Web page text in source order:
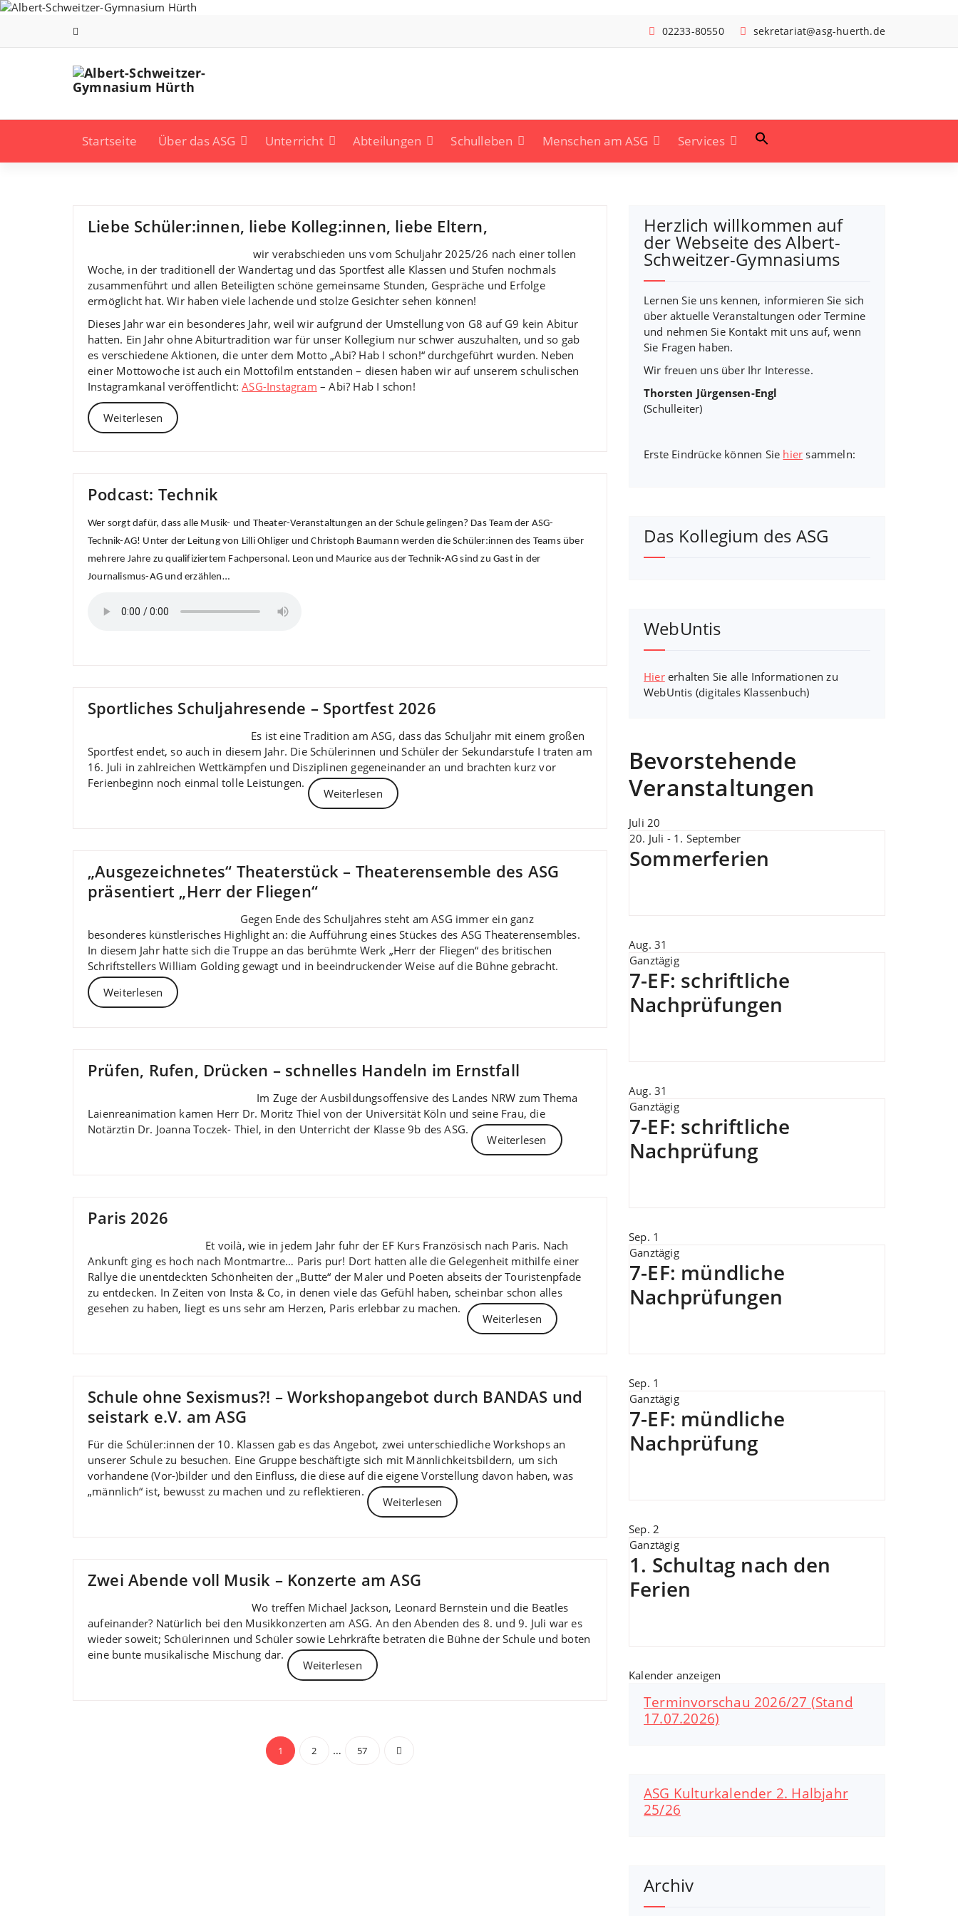
Zum
sekretariat@asg-huerth.de
02233-80550
Startseite Über das ASG Unterricht Abteilungen Schulleben Menschen am ASG Services
Liebe Schüler:innen, liebe Kolleg:innen, liebe Eltern,
wir verabschieden uns vom Schuljahr 2025/26 nach einer tollen
Woche, in der traditionell der Wandertag und das Sportfest alle Klassen und Stufen nochmals
zusammenführt und allen Beteiligten schöne gemeinsame Stunden, Gespräche und Erfolge
ermöglicht hat. Wir haben viele lachende und stolze Gesichter sehen können!
Dieses Jahr war ein besonderes Jahr, weil wir aufgrund der Umstellung von G8 auf G9 kein Abitur
hatten. Ein Jahr ohne Abiturtradition war für unser Kollegium nur schwer auszuhalten, und so gab
es verschiedene Aktionen, die unter dem Motto „Abi? Hab I schon!“ durchgeführt wurden. Neben
einer Mottowoche ist auch ein Mottofilm entstanden – diesen haben wir auf unserem schulischen
Instagramkanal veröffentlicht:ASG-Instagram – Abi? Hab I schon!
Weiterlesen
Podcast: Technik
Wer sorgt dafür, dass alle Musik- und Theater-Veranstaltungen an der Schule gelingen? Das Team der ASG-
Technik-AG! Unter der Leitung von Lilli Ohliger und Christoph Baumann werden die Schüler:innen des Teams über
mehrere Jahre zu qualifiziertem Fachpersonal. Leon und Maurice aus der Technik-AG sind zu Gast in der
Journalismus-AG und erzählen…
Sportliches Schuljahresende – Sportfest 2026
Es ist eine Tradition am ASG, dass das Schuljahr mit einem großen
Sportfest endet, so auch in diesem Jahr. Die Schülerinnen und Schüler der Sekundarstufe I traten am
16. Juli in zahlreichen Wettkämpfen und Disziplinen gegeneinander an und brachten kurz vor
Ferienbeginn noch einmal tolle Leistungen.
Weiterlesen
„Ausgezeichnetes“ Theaterstück – Theaterensemble des ASG
präsentiert „Herr der Fliegen“
Gegen Ende des Schuljahres steht am ASG immer ein ganz
besonderes künstlerisches Highlight an: die Aufführung eines Stückes des ASG Theaterensembles.
In diesem Jahr hatte sich die Truppe an das berühmte Werk „Herr der Fliegen“ des britischen
Schriftstellers William Golding gewagt und in beeindruckender Weise auf die Bühne gebracht.
Weiterlesen
Prüfen, Rufen, Drücken – schnelles Handeln im Ernstfall
Im Zuge der Ausbildungsoffensive des Landes NRW zum Thema
Laienreanimation kamen Herr Dr. Moritz Thiel von der Universität Köln und seine Frau, die
Notärztin Dr. Joanna Toczek- Thiel, in den Unterricht der Klasse 9b des ASG.
Weiterlesen
Paris 2026
Et voilà, wie in jedem Jahr fuhr der EF Kurs Französisch nach Paris. Nach
Ankunft ging es hoch nach Montmartre… Paris pur! Dort hatten alle die Gelegenheit mithilfe einer
Rallye die unentdeckten Schönheiten der „Butte“ der Maler und Poeten abseits der Touristenpfade
zu entdecken. In Zeiten von Insta & Co, in denen viele das Gefühl haben, scheinbar schon alles
gesehen zu haben, liegt es uns sehr am Herzen, Paris erlebbar zu machen.
Weiterlesen
Schule ohne Sexismus?! – Workshopangebot durch BANDAS und
seistark e.V. am ASG
Für die Schüler:innen der 10. Klassen gab es das Angebot, zwei unterschiedliche Workshops an
unserer Schule zu besuchen. Eine Gruppe beschäftigte sich mit Männlichkeitsbildern, um sich
vorhandene (Vor-)bilder und den Einfluss, die diese auf die eigene Vorstellung davon haben, was
„männlich“ ist, bewusst zu machen und zu reflektieren.
Weiterlesen
Zwei Abende voll Musik – Konzerte am ASG
Wo treffen Michael Jackson, Leonard Bernstein und die Beatles
aufeinander? Natürlich bei den Musikkonzerten am ASG. An den Abenden des 8. und 9. Juli war es
wieder soweit; Schülerinnen und Schüler sowie Lehrkräfte betraten die Bühne der Schule und boten
eine bunte musikalische Mischung dar.
Weiterlesen
Beitragsnavigation
1 2 … 57
Herzlich willkommen auf
der Webseite des Albert-
Schweitzer-Gymnasiums
Lernen Sie uns kennen, informieren Sie sich
über aktuelle Veranstaltungen oder Termine
und nehmen Sie Kontakt mit uns auf, wenn
Sie Fragen haben.
Wir freuen uns über Ihr Interesse.
Thorsten Jürgensen-Engl
(Schulleiter)
Erste Eindrücke können Sie hier sammeln:
Das Kollegium des ASG
WebUntis
Hiererhalten Sie alle Informationen zu
WebUntis (digitales Klassenbuch)
Bevorstehende
Veranstaltungen
Juli 20
20. Juli - 1. September
Sommerferien
Aug. 31
Ganztägig
7-EF: schriftliche
Nachprüfungen
Aug. 31
Ganztägig
7-EF: schriftliche
Nachprüfung
Sep. 1
Ganztägig
7-EF: mündliche
Nachprüfungen
Sep. 1
Ganztägig
7-EF: mündliche
Nachprüfung
Sep. 2
Ganztägig
1. Schultag nach den
Ferien
Kalender anzeigen
Terminvorschau 2026/27 (Stand
17.07.2026)
ASG Kulturkalender 2. Halbjahr
25/26
Archiv